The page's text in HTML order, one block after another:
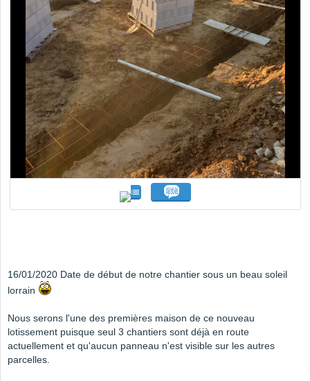
16/01/2020 Date de début de notre chantier sous un beau soleil
lorrain
Nous serons l'une des premières maison de ce nouveau
lotissement puisque seul 3 chantiers sont déjà en route
actuellement et qu'aucun panneau n'est visible sur les autres
parcelles.